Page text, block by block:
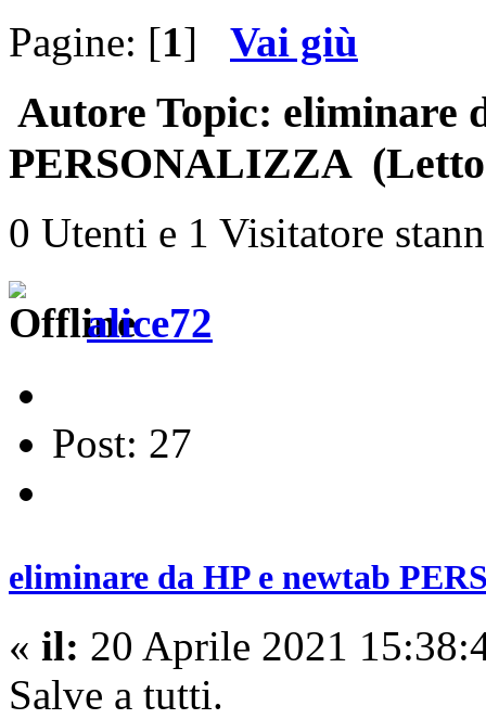
Pagine: [1] Vai giù
Autore Topic: eliminare
PERSONALIZZA (Letto
0 Utenti e 1 Visitatore
alice72
Post: 27
eliminare da HP e newtab
« il: 20 Aprile 2021
Salve a tutti.